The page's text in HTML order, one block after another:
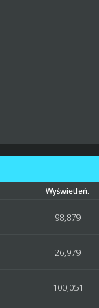
Wyświetleń:
98,879
26,979
100,051